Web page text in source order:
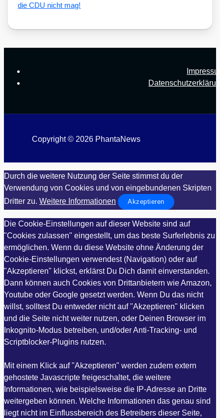
die CDU nicht mag!
Copyright © 2026 PhantaNews
Durch die weitere Nutzung der Seite stimmst du der
Verwendung von Cookies und von eingebundenen Skripten
Dritter zu. Weitere Informationen Akzeptieren
Die Cookie-Einstellungen auf dieser Website sind auf
"Cookies zulassen" eingestellt, um das beste Surferlebnis zu
ermöglichen. Wenn du diese Website ohne Änderung der
Cookie-Einstellungen verwendest (Navigation) oder auf
"Akzeptieren" klickst, erklärst Du Dich damit einverstanden.
Dann können auch Cookies von Drittanbietern wie Amazon,
Youtube oder Google gesetzt werden. Wenn Du das nicht
willst, solltest Du entweder nicht auf "Akzeptieren" klicken
und die Seite nicht weiter nutzen, oder Deinen Browser im
Inkognito-Modus betreiben, und/oder Anti-Tracking- und
Scriptblocker-Plugins nutzen.
Mit einem Klick auf "Akzeptieren" werden zudem extern
gehostete Javascripte freigeschaltet, die weitere
Informationen, wie beispielsweise die IP-Adresse an Dritte
weitergeben können. Welche Informationen das genau sind
liegt nicht im Einflussbereich des Betreibers dieser Seite,